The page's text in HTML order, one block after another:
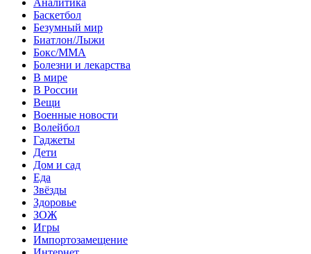
Баскетбол
Безумный мир
Биатлон/Лыжи
Бокс/MMA
Болезни и лекарства
В мире
В России
Вещи
Военные новости
Волейбол
Гаджеты
Дети
Дом и сад
Еда
Звёзды
Здоровье
ЗОЖ
Игры
Импортозамещение